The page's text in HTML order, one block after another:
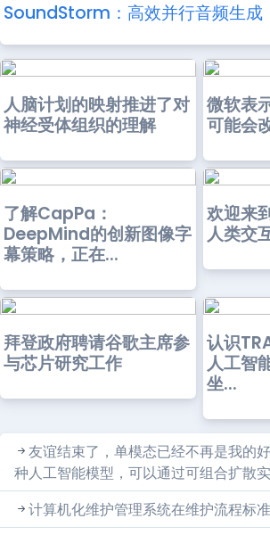
SoundStorm：高效并行音频生成
人脑计划的映射推进了对
神经受体组织的理解
微软表
可能会
了解CapPa：
DeepMind的创新图像字
幕策略，正在...
欢迎来
人类交
拜登政府聘请谷歌主席参
与芯片研究工作
认识
人工智
坐...
友谊结束了，单模态已经不再是我的
种人工智能模型，可以通过可组合扩散实
计算机化维护管理系统在维护流程标